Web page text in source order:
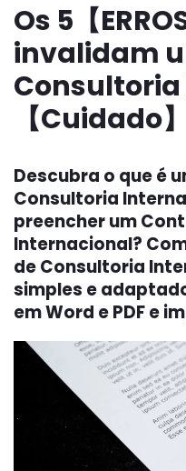
Os 5【
invalidam
【Cuidado
Descubra o que é
Consultoria
preencher um
Internacional?
de Consultoria
simples e
em Word e PDF e